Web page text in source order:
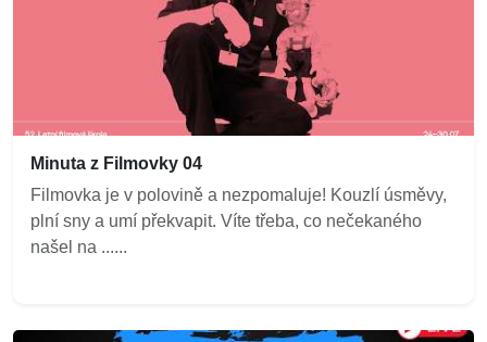
Minuta z Filmovky 04
Filmovka je v polovině a nezpomaluje! Kouzlí úsměvy,
plní sny a umí překvapit. Víte třeba, co nečekaného
našel na ......